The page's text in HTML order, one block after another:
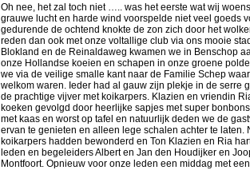
Oh nee, het zal toch niet ….. was het eerste wat wij
grauwe lucht en harde wind voorspelde niet veel goeds
gedurende de ochtend knokte de zon zich door het
reden dan ook met onze voltallige club via ons mooie
Blokland en de Reinaldaweg kwamen we in Benschop
onze Hollandse koeien en schapen in onze groene
we via de veilige smalle kant naar de Familie Schep
welkom waren. Ieder had al gauw zijn plekje in de serre
de prachtige vijver met koikarpers. Klazien en vriendin
koeken gevolgd door heerlijke sapjes met super
met kaas en worst op tafel en natuurlijk deden we de
ervan te genieten en alleen lege schalen achter te laten.
koikarpers hadden bewonderd en Ton Klazien en Ria
leden en begeleiders Albert en Jan den Houdijker en
Montfoort. Opnieuw voor onze leden een middag met